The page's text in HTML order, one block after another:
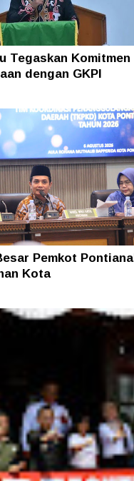
Tegaskan Komitmen
dengan GKPI
Pemkot
Kota